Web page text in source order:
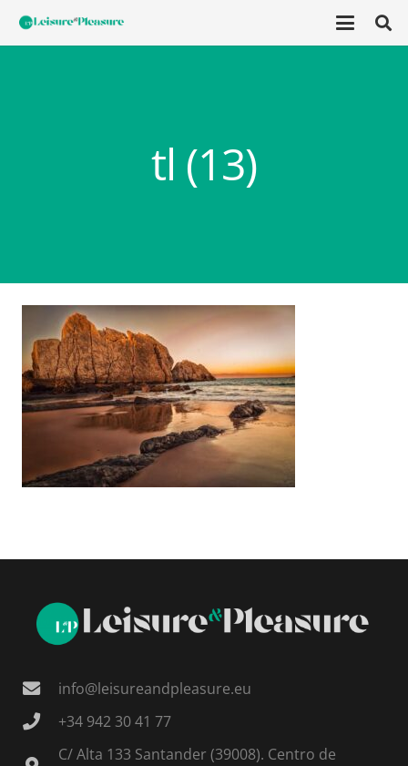
tl (13)
info@leisureandpleasure.eu
+34 942 30 41 77
C/ Alta 133 Santander (39008). Centro de